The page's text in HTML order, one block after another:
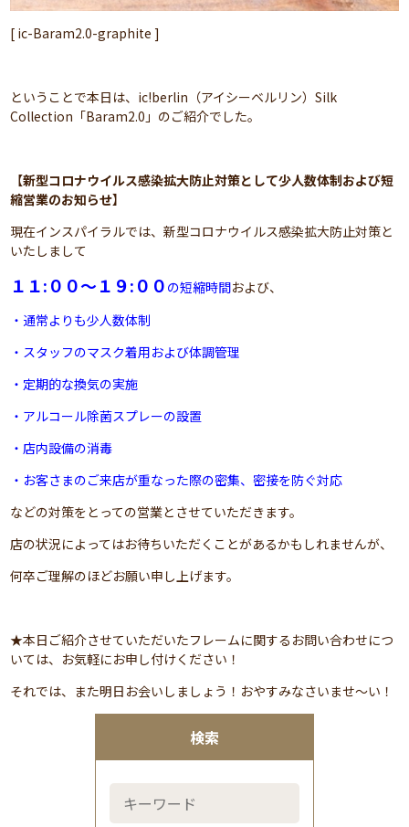
検索
[ ic-Baram2.0-graphite ]
ということで本日は、ic!berlin（アイシーベルリン）Silk
Collection「Baram2.0」のご紹介でした。
【新型コロナウイルス感染拡大防止対策として少人数体制および短
縮営業のお知らせ】
現在インスパイラルでは、新型コロナウイルス感染拡大防止対策と
いたしまして
１１:００～１９:００ の短縮時間および、
・通常よりも少人数体制
・スタッフのマスク着用および体調管理
・定期的な換気の実施
・アルコール除菌スプレーの設置
・店内設備の消毒
・お客さまのご来店が重なった際の密集、密接を防ぐ対応
などの対策をとっての営業とさせていただきます。
店の状況によってはお待ちいただくことがあるかもしれませんが、
何卒ご理解のほどお願い申し上げます。
★本日ご紹介させていただいたフレームに関するお問い合わせにつ
いては、お気軽にお申し付けください！
それでは、また明日お会いしましょう！おやすみなさいませ～い！